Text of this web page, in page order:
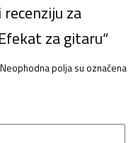
za
za gitaru“
Neophodna polja su označena